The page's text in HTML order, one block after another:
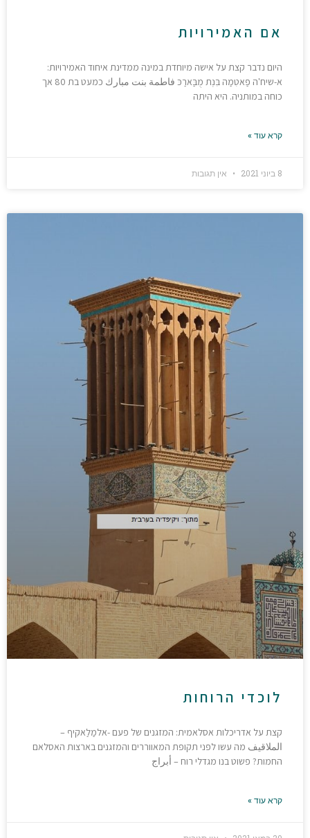
אם האמירויות
היום נדבר קצת על אישה מיוחדת במינה ממדינת איחוד האמירויות:
א-שיח'ה פַאטִמַה בִּנְת מֻבַּארַכּ فاطمة بنت مبارك כמעט בת 80 אך
כוחה במותניה. היא היתה
קרא עוד »
8 ביוני 2021 אין תגובות
לוכדי הרוחות
קצת על אדריכלות אסלאמית: המזגנים של פעם -אלמַלַאקִיף –
الملاقيف מה עשו לפני תקופת המאווררים והמזגנים בארצות האסלאם
החמות? פשוט בנו מגדלי רוח – أبراج
קרא עוד »